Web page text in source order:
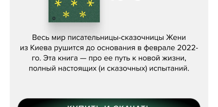
Женя Бережная, «(Не) о войне»